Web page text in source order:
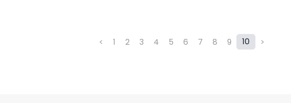
< 1 2 3 4 5 6 7 8 9 10 >